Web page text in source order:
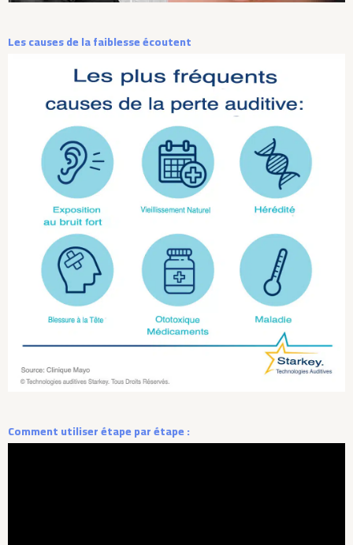
Les causes de la faiblesse écoutent
Comment utiliser étape par étape :